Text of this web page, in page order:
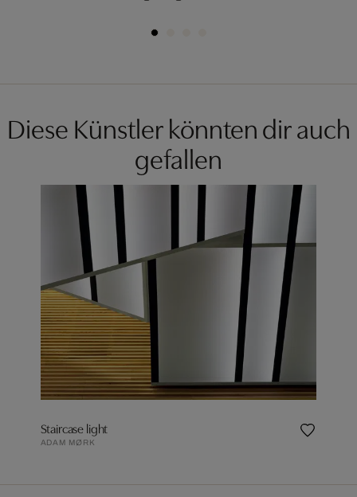
Diese Künstler könnten dir auch
gefallen
Staircase light
ADAM MØRK